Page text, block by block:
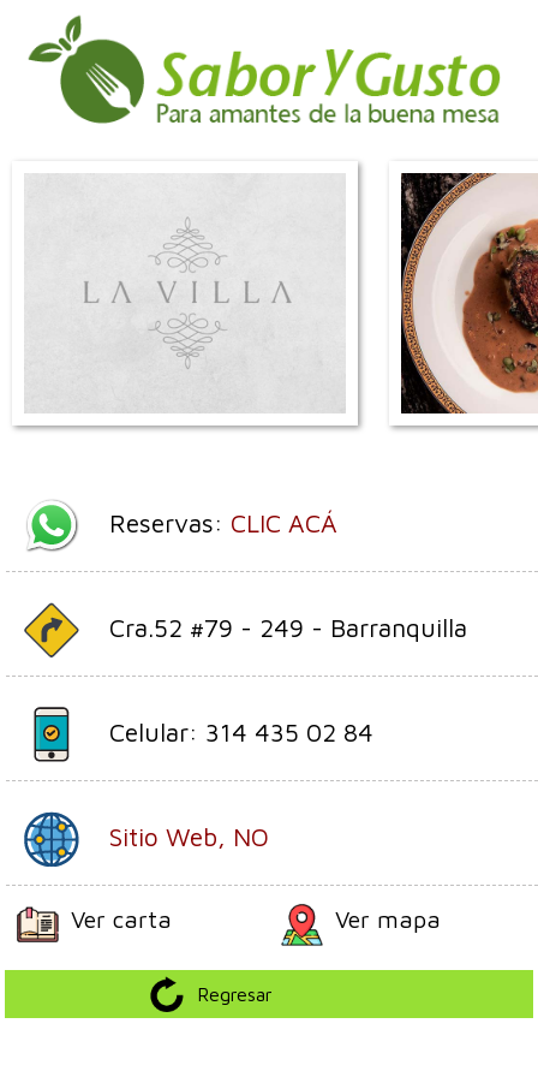
Reservas: CLIC ACÁ
Cra.52 #79 - 249 - Barranquilla
Celular: 314 435 02 84
Sitio Web, NO
Ver carta Ver mapa
Regresar